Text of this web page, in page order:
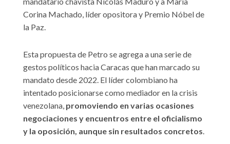
Corina Machado, líder opositora y Premio Nóbel de
la Paz.
Esta propuesta de Petro se agrega a una serie de
gestos políticos hacia Caracas que han marcado su
mandato desde 2022. El líder colombiano ha
intentado posicionarse como mediador en la crisis
venezolana, promoviendo en varias ocasiones
negociaciones y encuentros entre el oficialismo
y la oposición, aunque sin resultados concretos.